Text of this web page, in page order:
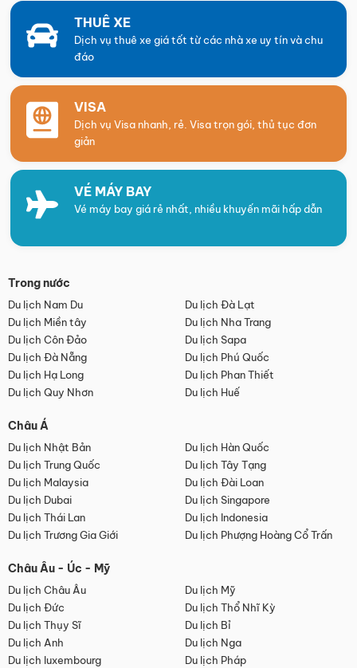
THUÊ XE
Dịch vụ thuê xe giá tốt từ các nhà xe uy tín và chu
đáo
VISA
Dịch vụ Visa nhanh, rẻ. Visa trọn gói, thủ tục đơn
giản
VÉ MÁY BAY
Vé máy bay giá rẻ nhất, nhiều khuyến mãi hấp dẫn
Trong nước
Du lịch Nam Du
Du lịch Đà Lạt
Du lịch Miền tây
Du lịch Nha Trang
Du lịch Côn Đảo
Du lịch Sapa
Du lịch Đà Nẵng
Du lịch Phú Quốc
Du lịch Hạ Long
Du lịch Phan Thiết
Du lịch Quy Nhơn
Du lịch Huế
Châu Á
Du lịch Nhật Bản
Du lịch Hàn Quốc
Du lịch Trung Quốc
Du lịch Tây Tạng
Du lịch Malaysia
Du lịch Đài Loan
Du lịch Dubai
Du lịch Singapore
Du lịch Thái Lan
Du lịch Indonesia
Du lịch Trương Gia Giới
Du lịch Phượng Hoàng Cổ Trấn
Châu Âu - Úc - Mỹ
Du lịch Châu Âu
Du lịch Mỹ
Du lịch Đức
Du lịch Thổ Nhĩ Kỳ
Du lịch Thụy Sĩ
Du lịch Bỉ
Du lịch Anh
Du lịch Nga
Du lịch luxembourg
Du lịch Pháp